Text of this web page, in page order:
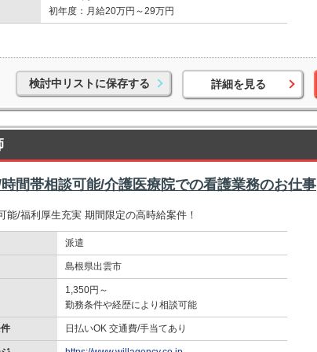
初年度：月給20万円～29万円
検討中リストに保存する 詳細を見る
間帯相談可能/介護医療院での看護業務のお仕事
能/福利厚生充実 期間限定の高時給案件！
派遣
島根県出雲市
1,350円～
勤務条件や経歴により相談可能
日払いOK 交通費/手当てあり